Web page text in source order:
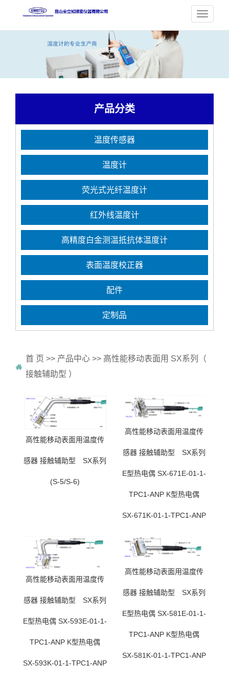
产品分类
温度传感器
温度计
荧光式光纤温度计
红外线温度计
高精度白金测温抵抗体温度计
表面温度校正器
配件
定制品
首 页 >> 产品中心 >> 高性能移动表面用 SX系列（
接触辅助型 ）
高性能移动表面用温度传
感器 接触辅助型 SX系列
(S-5/S-6)
高性能移动表面用温度传
感器 接触辅助型 SX系列
E型热电偶 SX-671E-01-1-
TPC1-ANP K型热电偶
SX-671K-01-1-TPC1-ANP
高性能移动表面用温度传
感器 接触辅助型 SX系列
E型热电偶 SX-593E-01-1-
TPC1-ANP K型热电偶
SX-593K-01-1-TPC1-ANP
高性能移动表面用温度传
感器 接触辅助型 SX系列
E型热电偶 SX-581E-01-1-
TPC1-ANP K型热电偶
SX-581K-01-1-TPC1-ANP